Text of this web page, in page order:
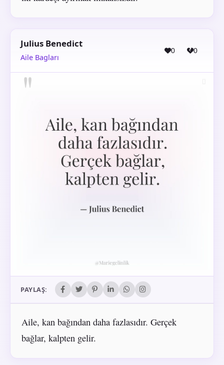
Julius Benedict
Aile Bagları
0 0
PAYLAŞ:
Aile, kan bağından daha fazlasıdır. Gerçek
bağlar, kalpten gelir.